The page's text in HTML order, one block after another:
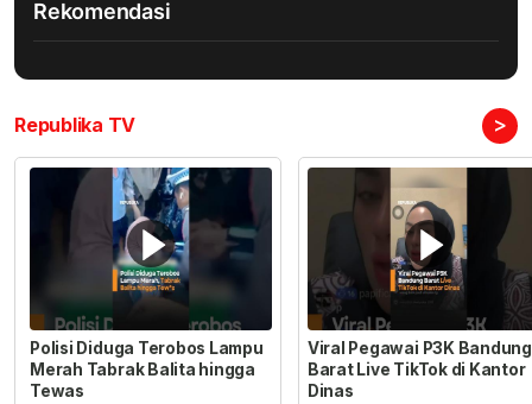
Rekomendasi
Republika TV >
Polisi Diduga Terobos Lampu
Merah Tabrak Balita hingga
Tewas
Viral Pegawai P3K Bandung
Barat Live TikTok di Kantor
Dinas